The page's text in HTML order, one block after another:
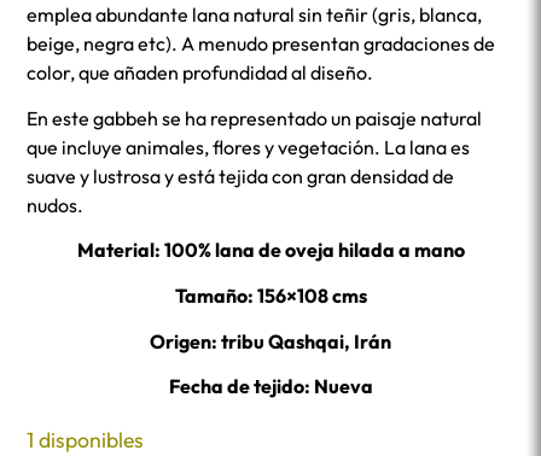
emplea abundante lana natural sin teñir (gris, blanca,
beige, negra etc). A menudo presentan gradaciones de
color, que añaden profundidad al diseño.
En este gabbeh se ha representado un paisaje natural
que incluye animales, flores y vegetación. La lana es
suave y lustrosa y está tejida con gran densidad de
nudos.
Material: 100% lana de oveja hilada a mano
Tamaño: 156×108 cms
Origen: tribu Qashqai, Irán
Fecha de tejido: Nueva
1 disponibles